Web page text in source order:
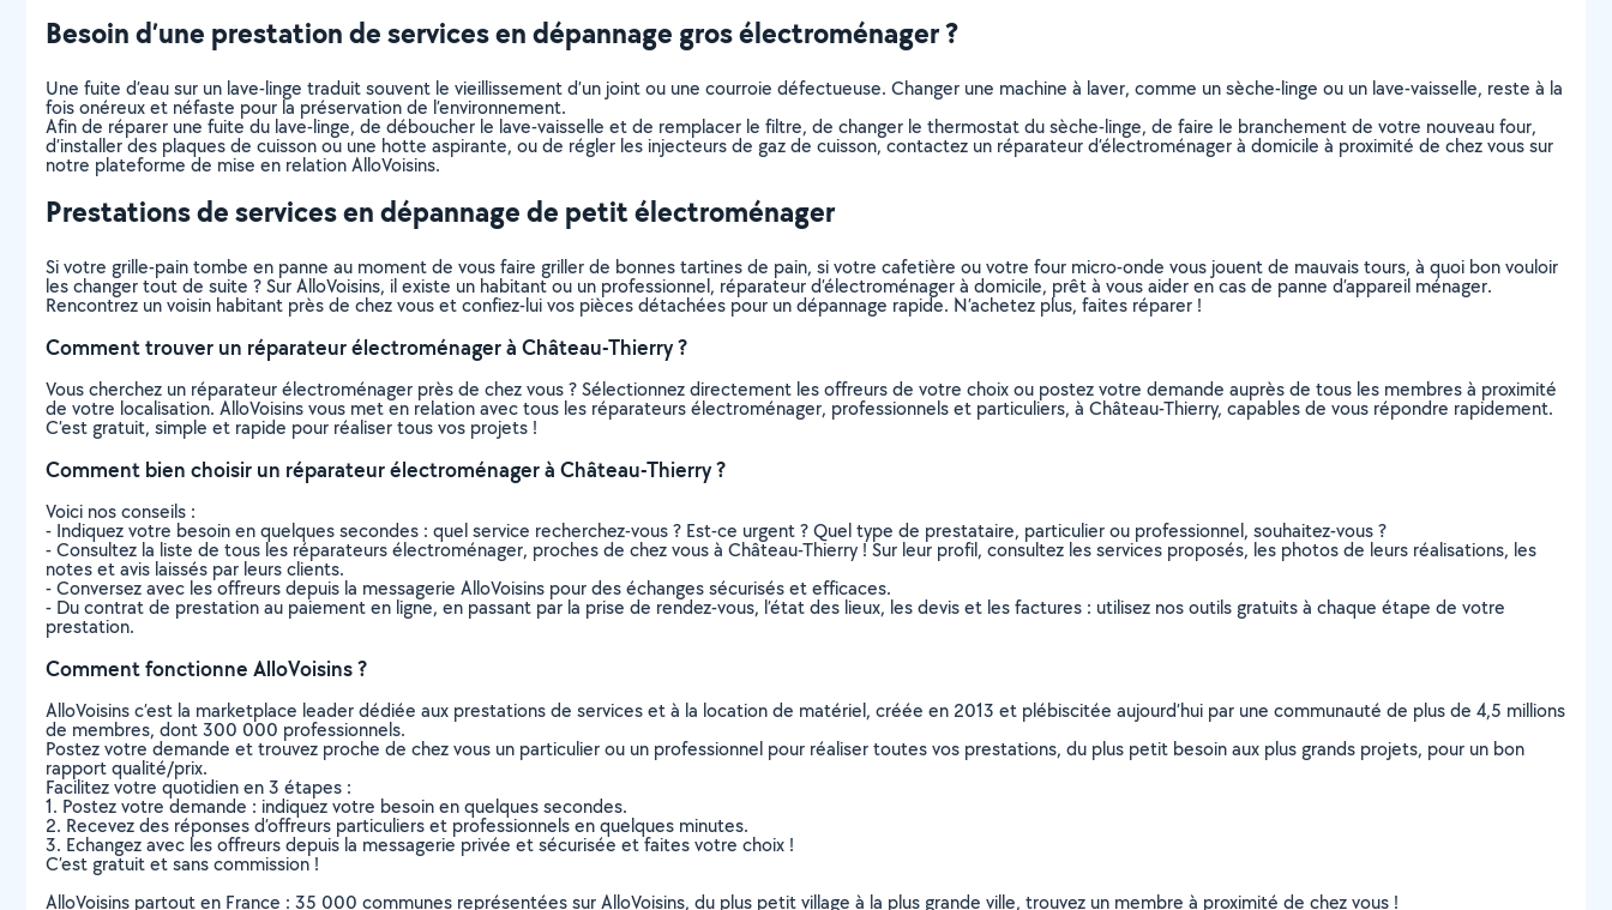
Besoin d’une prestation de services en dépannage gros électroménager ?
Une fuite d’eau sur un lave-linge traduit souvent le vieillissement d’un joint ou une courroie défectueuse. Changer une machine à laver, comme un sèche-linge ou un lave-vaisselle, reste à la
fois onéreux et néfaste pour la préservation de l’environnement.
Afin de réparer une fuite du lave-linge, de déboucher le lave-vaisselle et de remplacer le filtre, de changer le thermostat du sèche-linge, de faire le branchement de votre nouveau four,
d’installer des plaques de cuisson ou une hotte aspirante, ou de régler les injecteurs de gaz de cuisson, contactez un réparateur d’électroménager à domicile à proximité de chez vous sur
notre plateforme de mise en relation AlloVoisins.
Prestations de services en dépannage de petit électroménager
Si votre grille-pain tombe en panne au moment de vous faire griller de bonnes tartines de pain, si votre cafetière ou votre four micro-onde vous jouent de mauvais tours, à quoi bon vouloir
les changer tout de suite ? Sur AlloVoisins, il existe un habitant ou un professionnel, réparateur d’électroménager à domicile, prêt à vous aider en cas de panne d’appareil ménager.
Rencontrez un voisin habitant près de chez vous et confiez-lui vos pièces détachées pour un dépannage rapide. N’achetez plus, faites réparer !
Comment trouver un réparateur électroménager à Château-Thierry ?
Vous cherchez un réparateur électroménager près de chez vous ? Sélectionnez directement les offreurs de votre choix ou postez votre demande auprès de tous les membres à proximité
de votre localisation. AlloVoisins vous met en relation avec tous les réparateurs électroménager, professionnels et particuliers, à Château-Thierry, capables de vous répondre rapidement.
C’est gratuit, simple et rapide pour réaliser tous vos projets !
Comment bien choisir un réparateur électroménager à Château-Thierry ?
Voici nos conseils :
- Indiquez votre besoin en quelques secondes : quel service recherchez-vous ? Est-ce urgent ? Quel type de prestataire, particulier ou professionnel, souhaitez-vous ?
- Consultez la liste de tous les réparateurs électroménager, proches de chez vous à Château-Thierry ! Sur leur profil, consultez les services proposés, les photos de leurs réalisations, les
notes et avis laissés par leurs clients.
- Conversez avec les offreurs depuis la messagerie AlloVoisins pour des échanges sécurisés et efficaces.
- Du contrat de prestation au paiement en ligne, en passant par la prise de rendez-vous, l’état des lieux, les devis et les factures : utilisez nos outils gratuits à chaque étape de votre
prestation.
Comment fonctionne AlloVoisins ?
AlloVoisins c’est la marketplace leader dédiée aux prestations de services et à la location de matériel, créée en 2013 et plébiscitée aujourd’hui par une communauté de plus de 4,5 millions
de membres, dont 300 000 professionnels.
Postez votre demande et trouvez proche de chez vous un particulier ou un professionnel pour réaliser toutes vos prestations, du plus petit besoin aux plus grands projets, pour un bon
rapport qualité/prix.
Facilitez votre quotidien en 3 étapes :
1. Postez votre demande : indiquez votre besoin en quelques secondes.
2. Recevez des réponses d’offreurs particuliers et professionnels en quelques minutes.
3. Echangez avec les offreurs depuis la messagerie privée et sécurisée et faites votre choix !
C’est gratuit et sans commission !
AlloVoisins partout en France : 35 000 communes représentées sur AlloVoisins, du plus petit village à la plus grande ville, trouvez un membre à proximité de chez vous !